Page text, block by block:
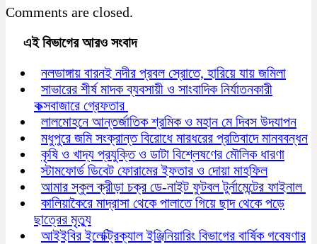
Comments are closed.
এই বিভাগের আরও সংবাদ
নলডাঙ্গায় বারনই নদীর প্রবল স্রোতে, হারিয়ে যায় জমিলা
সাভারের শীর্ষ মাদক ব্যবসায়ী ও সাংবাদিক নির্যাতনকারী
কক্সবাজারে গ্রেফতার
লালমোহনে আন্তর্জাতিক শ্রমিক ও মহান মে দিবস উদযাপন
মধুপুরে জমি সংক্রান্ত বিরোধে মারধরের প্রতিবাদে মানববন্ধন
কৃষি ও খাদ্য প্রযুক্তি ও ডাটা বিশ্লেষণের মৌলিক ধারণা
স্টামফোর্ড ডিবেট ফোরামের ইফতার ও দোয়া মাহফিল
আমার স্কুল ক্রীড়া চক্র ডে-নাইট ফুটবল টুর্নামেন্টের ফাইনাল
কালিয়াকৈরে মাদ্রাসা থেকে পালাতে গিয়ে ছাদ থেকে পড়ে
ছাত্রের মৃত্যু
আইইবির ইলেক্ট্রিক্যাল ইঞ্জিনিয়ারিং বিভাগের বার্ষিক গবেষণার